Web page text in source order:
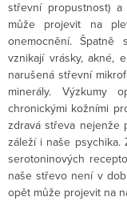
střevní propustnost)
může projevit na
onemocnění. Špatně
vznikají vrásky, akné,
narušená střevní
minerály. Výzkumy
chronickými kožními
zdravá střeva nejenže
záleží i naše
serotoninových
naše střevo není v
opět může projevit na